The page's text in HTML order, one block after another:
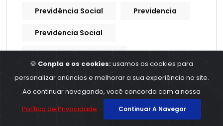
Previdência Social Previdencia
Previdencia Social
Procuração Digital
Produtividade Produtores Rurais
Produtos E Serviços
🍪 Conpla e os cookies:usamos os cookies para
personalizar anúncios e melhorar a sua experiência no site.
Ao continuar navegando, você concorda com a nossa
Política de Privacidade
Continuar A Navegar